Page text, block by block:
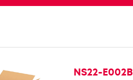
NS22-E002B